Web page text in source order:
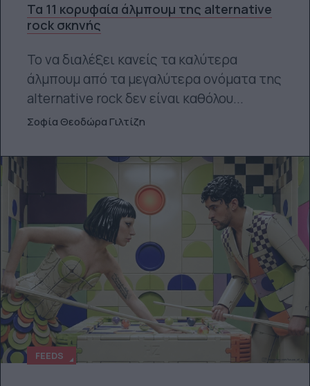
Τα 11 κορυφαία άλμπουμ της alternative
rock σκηνής
Το να διαλέξει κανείς τα καλύτερα
άλμπουμ από τα μεγαλύτερα ονόματα της
alternative rock δεν είναι καθόλου...
Σοφία Θεοδώρα Γιλτίζη
FEEDS